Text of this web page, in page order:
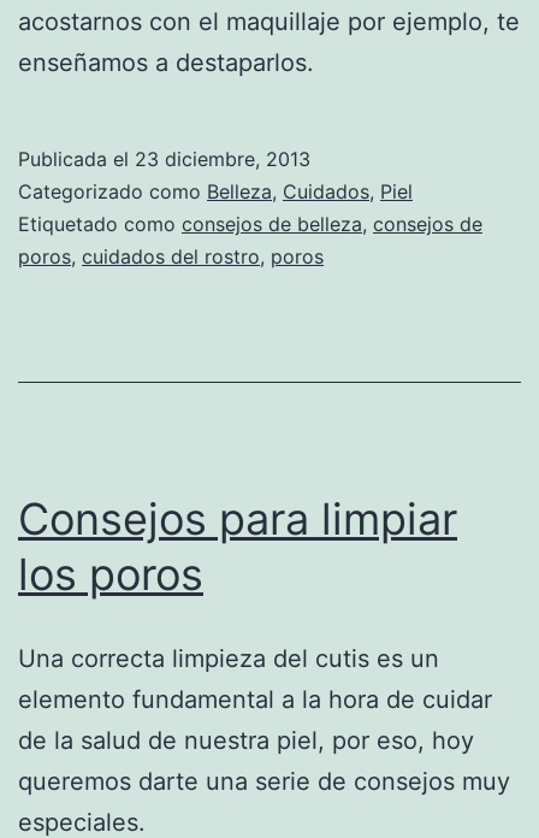
acostarnos con el maquillaje por ejemplo, te
enseñamos a destaparlos.
Publicada el 23 diciembre, 2013
Categorizado como Belleza, Cuidados, Piel
Etiquetado como consejos de belleza, consejos de
poros, cuidados del rostro, poros
Consejos para limpiar
los poros
Una correcta limpieza del cutis es un
elemento fundamental a la hora de cuidar
de la salud de nuestra piel, por eso, hoy
queremos darte una serie de consejos muy
especiales.